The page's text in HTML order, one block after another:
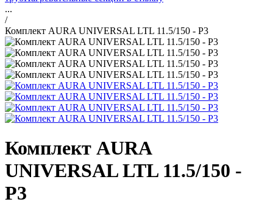
...
/
Комплект AURA UNIVERSAL LTL 11.5/150 - Р3
Комплект AURA
UNIVERSAL LTL 11.5/150 -
Р3